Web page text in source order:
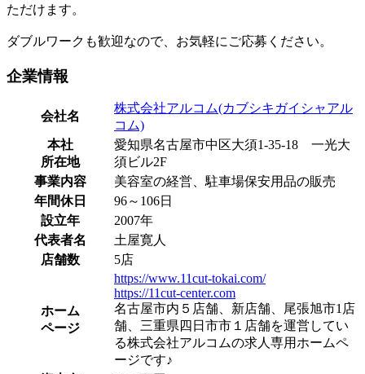
ただけます。
ダブルワークも歓迎なので、お気軽にご応募ください。
企業情報
会社名
株式会社アルコム(カブシキガイシャアル
コム)
本社
所在地
愛知県名古屋市中区大須1-35-18 一光大
須ビル2F
事業内容
美容室の経営、駐車場保安用品の販売
年間休日
96～106日
設立年
2007年
代表者名
土屋寛人
店舗数
5店
ホーム
ページ
https://www.11cut-tokai.com/
https://11cut-center.com
名古屋市内５店舗、新店舗、尾張旭市1店
舗、三重県四日市市１店舗を運営してい
る株式会社アルコムの求人専用ホームペ
ージです♪